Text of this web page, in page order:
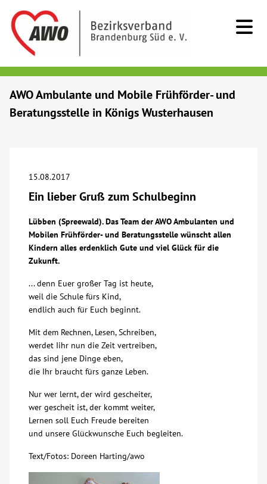
Senioren
Begegnung
Bildung
Über uns
Spenden
Mitmachen
Karriere
Ausbildung
AWO Ambulante und Mobile Frühförder- und
Beratungsstelle in Königs Wusterhausen
15.08.2017
Ein lieber Gruß zum Schulbeginn
Lübben (Spreewald). Das Team der AWO Ambulanten und
Mobilen Frühförder- und Beratungsstelle wünscht allen
Kindern alles erdenklich Gute und viel Glück für die
Zukunft.
... denn Euer großer Tag ist heute,
weil die Schule fürs Kind,
endlich auch für Euch beginnt.
Mit dem Rechnen, Lesen, Schreiben,
werdet Iihr nun die Zeit vertreiben,
das sind jene Dinge eben,
die Ihr braucht fürs ganze Leben.
Nur wer lernt, der wird gescheiter,
wer gescheit ist, der kommt weiter,
Lernen soll Euch Freude bereiten
und unsere Glückwunsche Euch begleiten.
Text/Fotos: Doreen Harting/awo